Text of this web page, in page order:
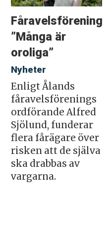
”Många är
oroliga”
Nyheter
Enligt Ålands
fåravelsförenings
ordförande Alfred
Sjölund, funderar
flera fårägare över
risken att de själva
ska drabbas av
vargarna.